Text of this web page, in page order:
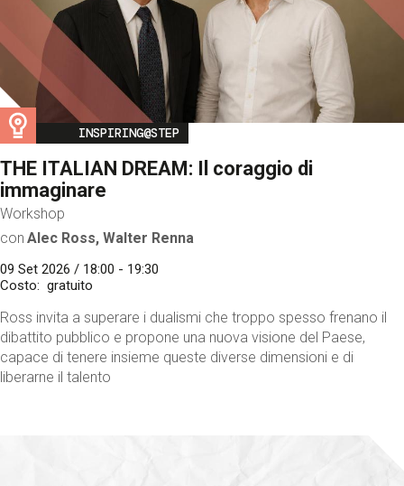
Image
INSPIRING@STEP
THE ITALIAN DREAM: Il coraggio di
immaginare
Workshop
con Alec Ross, Walter Renna
09 Set 2026 / 18:00 - 19:30
Costo
gratuito
Ross invita a superare i dualismi che troppo spesso frenano il
dibattito pubblico e propone una nuova visione del Paese,
capace di tenere insieme queste diverse dimensioni e di
liberarne il talento